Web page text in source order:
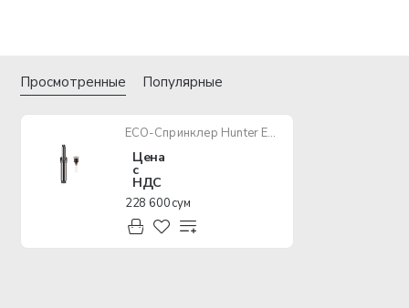
Просмотренные Популярные
ECO-Спринклер Hunter ECO 0420360
Цена
с
НДС
228 600 сум